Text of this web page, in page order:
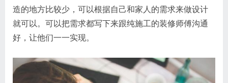
造的地方比较少，可以根据自己和家人的需求来做设计
就可以。可以把需求都写下来跟纯施工的装修师傅沟通
好，让他们一一实现。